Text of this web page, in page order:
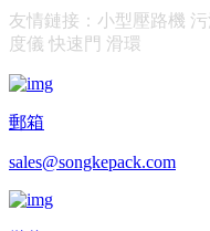
友情鏈接： 小型壓路機
度儀 快速門 滑環
郵箱
sales@songkepack.com